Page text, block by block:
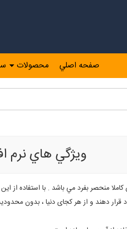
صفحه اصلي محصولات
ويژگي هاي نرم
منحصر بفرد مي باشد . با استفاده از
دهند و از هر کجای دنیا ، بدون